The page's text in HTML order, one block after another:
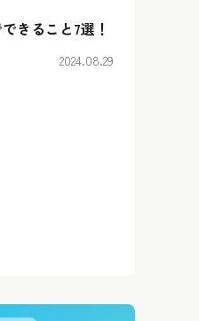
きること7選！
2024.08.29